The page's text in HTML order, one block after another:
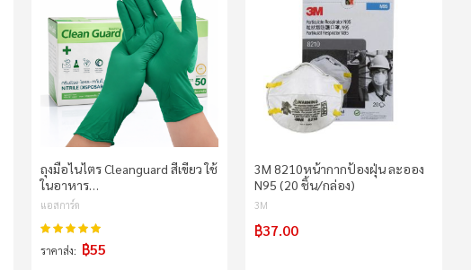
ถุงมือไนไตร Cleanguard สีเขียว ใช้
ในอาหาร…
แอสการ์ด
คะแนน:
ราคาส่ง
฿55
3M 8210หน้ากากป้องฝุ่น ละออง
N95 (20 ชิ้น/กล่อง)
3M
฿37.00